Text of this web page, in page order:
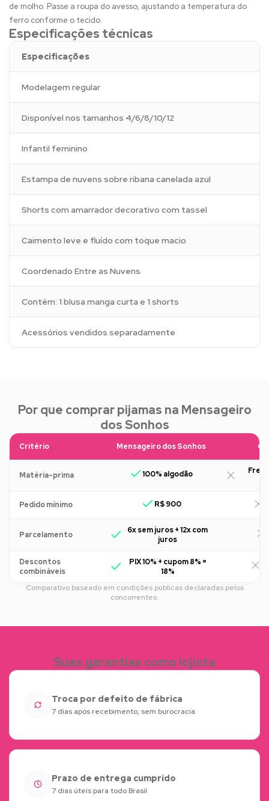
de molho. Passe a roupa do avesso, ajustando a temperatura do
ferro conforme o tecido.
Especificações técnicas
Especificações
Modelagem regular
Disponível nos tamanhos 4/6/8/10/12
Infantil feminino
Estampa de nuvens sobre ribana canelada azul
Shorts com amarrador decorativo com tassel
Caimento leve e fluído com toque macio
Coordenado Entre as Nuvens
Contém: 1 blusa manga curta e 1 shorts
Acessórios vendidos separadamente
Por que comprar pijamas na Mensageiro
dos Sonhos
Critério Mensageiro dos Sonhos
Matéria-prima 100% algodão
Pedido mínimo R$ 900
Parcelamento
6x sem juros + 12x com
juros
Descontos
combináveis
PIX 10% + cupom 8% =
18%
Comparativo baseado em condições públicas declaradas pelos
concorrentes.
Suas garantias como lojista
Troca por defeito de fábrica
7 dias após recebimento, sem burocracia
Prazo de entrega cumprido
7 dias úteis para todo Brasil